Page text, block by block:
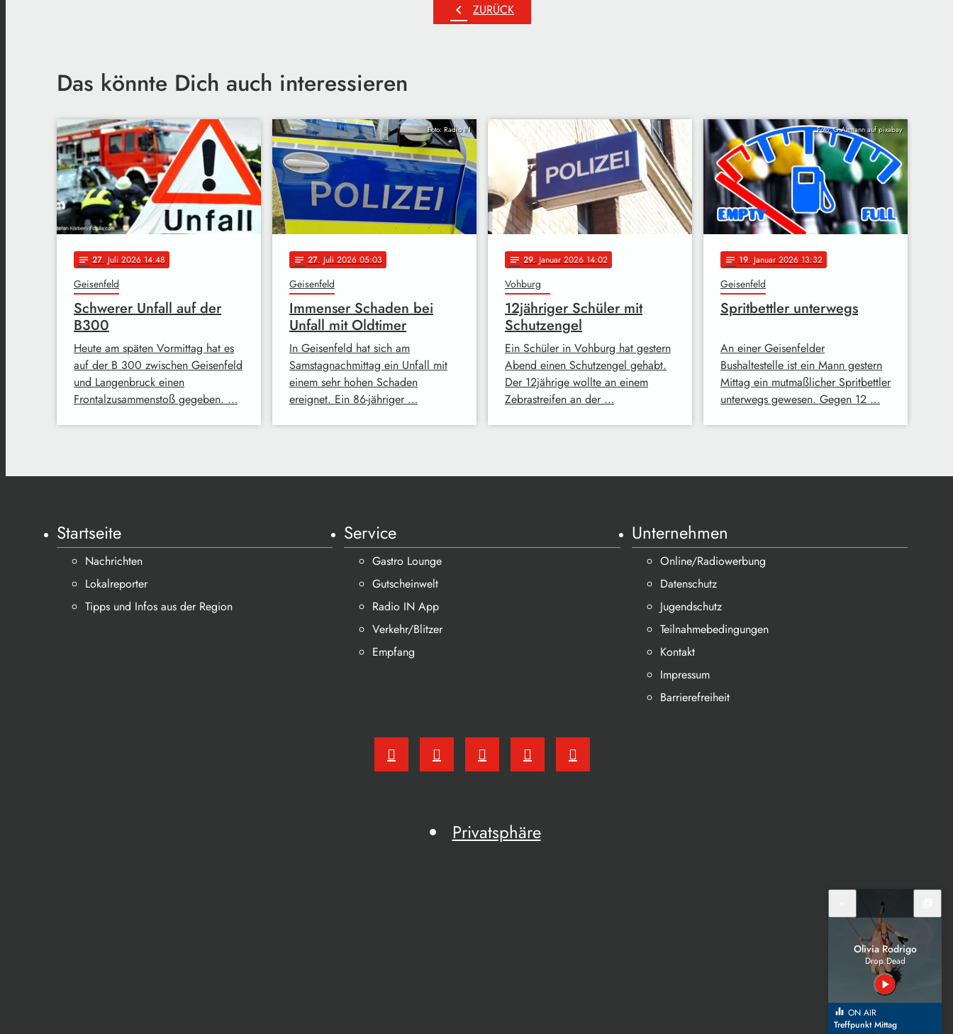
chevron_left ZURÜCK
Das könnte Dich auch interessieren
notes 27. Juli 2026 14:48
Geisenfeld
Schwerer Unfall auf der
B300
Heute am späten Vormittag hat es
auf der B 300 zwischen Geisenfeld
und Langenbruck einen
Frontalzusammenstoß gegeben. …
Foto: Radio IN
notes 27. Juli 2026 05:03
Geisenfeld
Immenser Schaden bei
Unfall mit Oldtimer
In Geisenfeld hat sich am
Samstagnachmittag ein Unfall mit
einem sehr hohen Schaden
ereignet. Ein 86-jähriger …
notes 29. Januar 2026 14:02
Vohburg
12jähriger Schüler mit
Schutzengel
Ein Schüler in Vohburg hat gestern
Abend einen Schutzengel gehabt.
Der 12jährige wollte an einem
Zebrastreifen an der …
Foto: G.Altmann auf pixabay
notes 19. Januar 2026 13:32
Geisenfeld
Spritbettler unterwegs
An einer Geisenfelder
Bushaltestelle ist ein Mann gestern
Mittag ein mutmaßlicher Spritbettler
unterwegs gewesen. Gegen 12 …
Startseite
Nachrichten
Lokalreporter
Tipps und Infos aus der Region
Service
Gastro Lounge
Gutscheinwelt
Radio IN App
Verkehr/Blitzer
Empfang
Unternehmen
Online/Radiowerbung
Datenschutz
Jugendschutz
Teilnahmebedingungen
Kontakt
Impressum
Barrierefreiheit
Privatsphäre
Olivia Rodrigo
Drop Dead
play_arrow
equalizer ON AIR
Treffpunkt Mittag